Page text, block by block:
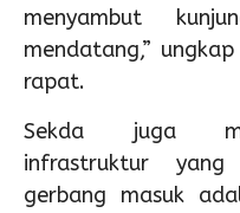
menyambut
mendatang,”
rapat.
Sekda juga
infrastruktur
gerbang masuk